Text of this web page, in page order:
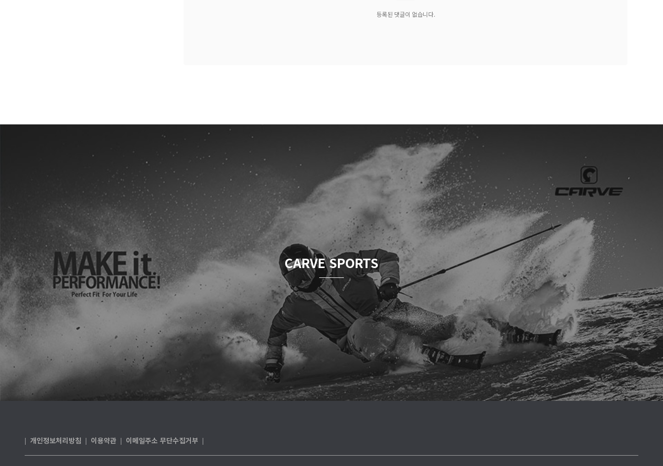
등록된 댓글이 없습니다.
CARVE SPORTS
| 개인정보처리방침 | 이용약관 | 이메일주소 무단수집거부 |